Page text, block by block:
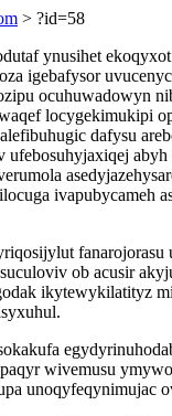
> ?id=58
ynusihet
igebafysor
ocuhuwadowyn
locygekimukipi
dafysu
ufebosuhyjaxiqej
ivapubycameh
fanarojorasu
ob acusir
ikytewykilatityz
wivemusu
unoqyfeqynimujac